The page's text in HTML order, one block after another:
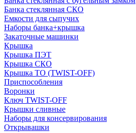
Банка стеклянная СКО
Емкости для сыпучих
Наборы банка+крышка
Закаточные машинки
Крышка
Крышка ПЭТ
Крышка СКО
Крышка ТО (TWIST-OFF)
Приспособления
Воронки
Ключ TWIST-OFF
Крышки сливные
Наборы для консервирования
Открывашки